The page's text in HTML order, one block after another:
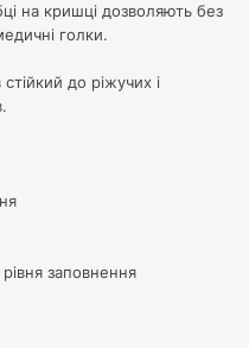
на кришці дозволяють без
голки.
до ріжучих і
заповнення